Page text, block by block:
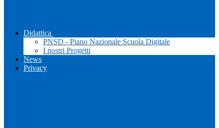
Didattica
PNSD - Piano Nazionale Scuola Digitale
I nostri Progetti
News
Privacy